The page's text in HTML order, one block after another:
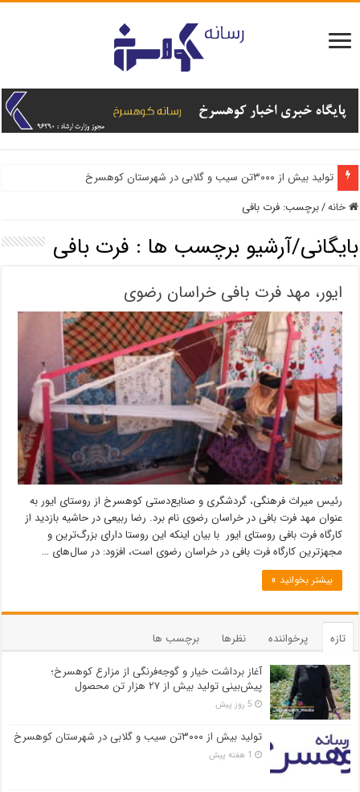
تولید بیش از ۳۰۰۰تن سیب و گلابی در شهرستان کوهسرخ
خانه/برچسب:فرت بافی
بایگانی/آرشیو برچسب ها : فرت بافی
ایور، مهد فرت بافی خراسان رضوی
رئیس میراث فرهنگی، گردشگری و صنایع‌دستی کوهسرخ از روستای ایور به
عنوان مهد فرت بافی در خراسان رضوی نام برد. رضا ربیعی در حاشیه بازدید از
کارگاه فرت بافی روستای ایور با بیان اینکه این روستا دارای بزرگ‌ترین و
مجهزترین کارگاه فرت بافی در خراسان رضوی است، افزود: در سال‌های …
بیشتر بخوانید »
تازه پرخواننده نظرها
برچسب ها
آغاز برداشت خیار و گوجه‌فرنگی از مزارع کوهسرخ؛
پیش‌بینی تولید بیش از ۲۷ هزار تن محصول
5 روز پیش
تولید بیش از ۳۰۰۰تن سیب و گلابی در شهرستان کوهسرخ
1 هفته پیش